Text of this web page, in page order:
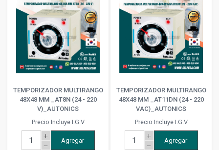
TEMPORIZADOR MULTIRANGO
48X48 MM _AT8N (24 - 220
V)_AUTONICS
Precio Incluye I.G.V
add
remove
Agregar
TEMPORIZADOR MULTIRANGO
48X48 MM _AT11DN (24 - 220
VAC)_AUTONICS
Precio Incluye I.G.V
add
remove
Agregar